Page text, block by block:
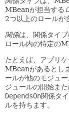
索引
ヘルプ
MBeanが担当する
2つ以上のロールが
関係は、関係タイ
ロール内の特定の
たとえば、アプリ
MBeanがあるとし
ールが他のモジュ
ジュールの開始ま
DependsOn関係タイ
ルを持ちます。